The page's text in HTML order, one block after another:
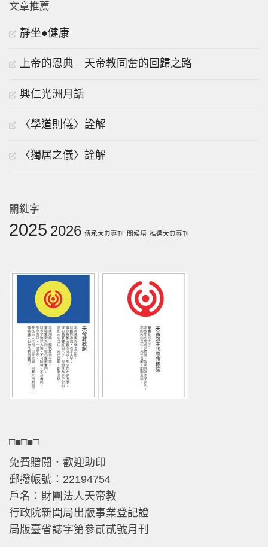
文章推薦
靜坐●健康
上帝的恩典 天帝教同奮的回歸之路
興仁光洲月話
〈學道則儀〉詮解
〈獨居之儀〉詮解
關鍵字
2025 2026 傳承大典專刊 問候語 推選大典專刊
□■□■□
免費贈閱．歡迎助印
郵撥帳號：22194754
戶名：財團法人天帝教
行政院新聞局出版事業登記證
局版臺省誌字第參貳貳號月刊